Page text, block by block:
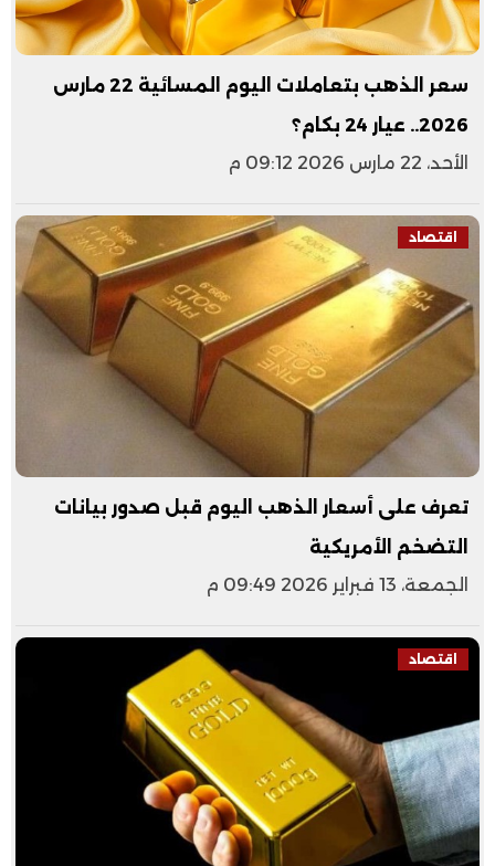
سعر الذهب بتعاملات اليوم المسائية 22 مارس
2026.. عيار 24 بكام؟
الأحد، 22 مارس 2026 09:12 م
اقتصاد
تعرف على أسعار الذهب اليوم قبل صدور بيانات
التضخم الأمريكية
الجمعة، 13 فبراير 2026 09:49 م
اقتصاد